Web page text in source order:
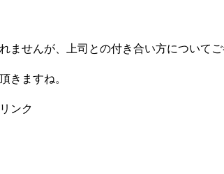
ませんが、上司との付き合い方について
きますね。
ンク